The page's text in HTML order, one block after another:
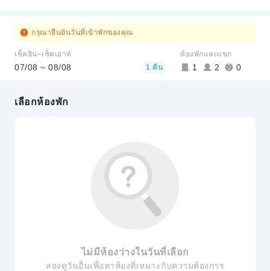
กรุณายืนยันวันที่เข้าพักของคุณ
เช็คอิน–เช็คเอาท์
07/08 ~ 08/08 1 คืน
ห้องพักและแขก
1 2 0
เลือกห้องพัก
ไม่มีห้องว่างในวันที่เลือก
ลองดูวันอื่นเพื่อหาห้องที่เหมาะกับความต้องการ